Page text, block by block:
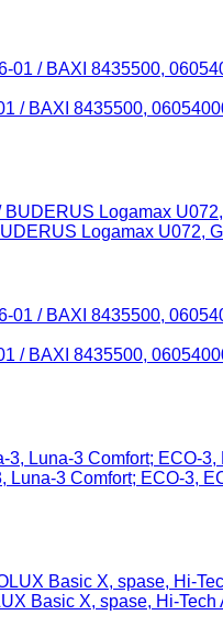
/ BAXI 8435500,
Logamax U072,
/ BAXI 8435500,
3 Comfort; ECO-3,
Basic X, spase, Hi-